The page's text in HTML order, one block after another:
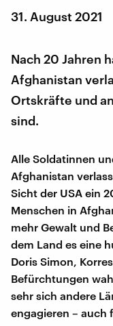
31. August 2021
Nach 20 Jahren
Afghanistan
Ortskräfte und
sind.
Alle Soldatinnen
Afghanistan
Sicht der USA ein
Menschen in
mehr Gewalt und
dem Land es eine
Doris Simon,
Befürchtungen
sehr sich andere
engagieren – auch